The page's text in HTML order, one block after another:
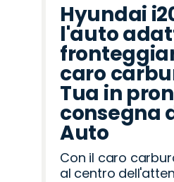
Hyundai
l'auto
caro
Tua in
consegna
Auto
Con il caro
al centro